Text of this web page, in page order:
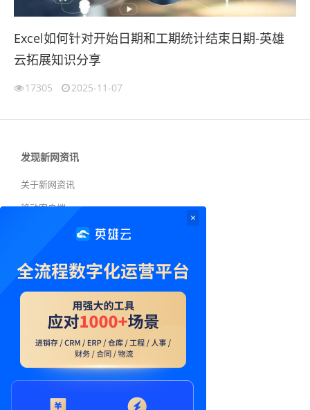
Excel如何针对开始日期和工期统计结束日期-英雄
云拓展知识分享
17305 2025-11-07
发现新网资讯
关于新网资讯
移动客户端
交流与合作
联系QQ：762063026
联系微信：Manley12
联系邮箱：762063026@qq.com
×